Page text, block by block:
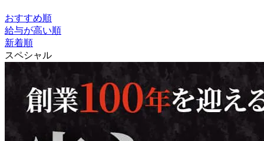
おすすめ順
給与が高い順
新着順
スペシャル